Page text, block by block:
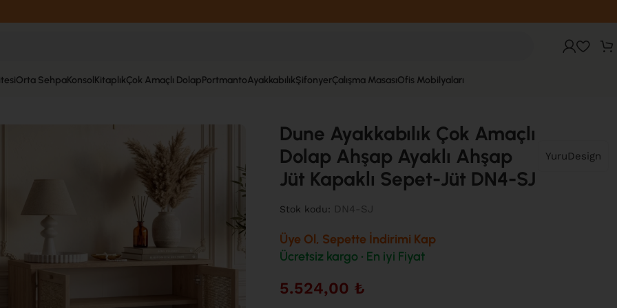
Orta SehpaKonsol KitaplıkÇok Amaçlı DolapPortmantoAyakkabılıkŞifonyerÇalışma MasasıOfis Mobilyaları
Dune Ayakkabılık Çok Amaçlı
Dolap Ahşap Ayaklı Ahşap
Jüt Kapaklı Sepet-Jüt DN4-SJ
YuruDesign
Stok kodu: DN4-SJ
Üye Ol, Sepette İndirimi Kap
Ücretsiz kargo • En iyi Fiyat
5.524,00 ₺